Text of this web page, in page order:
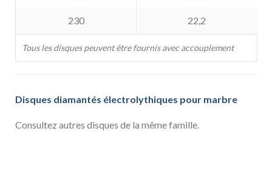
Tous les disques peuvent être fournis avec accouplement
230 22,2
Disques diamantés électrolythiques pour marbre
Consultez autres disques de la même famille.